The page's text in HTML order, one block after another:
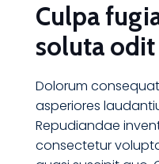
Culpa
soluta
Dolorum
asperiores
Repudiandae
consectetur